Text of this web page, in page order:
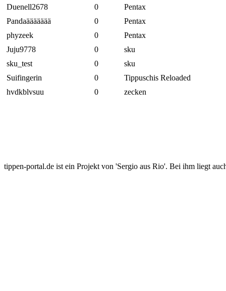
Duenell2678
0
Pentax
Pandaäääääää
0
Pentax
phyzeek
0
Pentax
Juju9778
0
sku
sku_test
0
sku
Suifingerin
0
Tippuschis Reloaded
hvdkblvsuu
0 zecken
tippen-portal.de ist ein Projekt von 'Sergio aus Rio'. Bei ihm liegt